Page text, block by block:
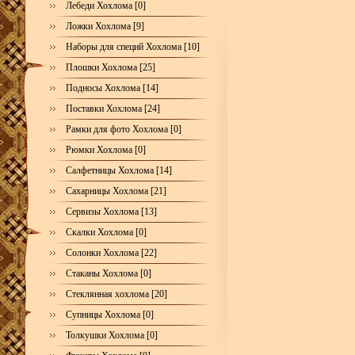
Лебеди Хохлома [0]
Ложки Хохлома [9]
Наборы для специй Хохлома [10]
Плошки Хохлома [25]
Подносы Хохлома [14]
Поставки Хохлома [24]
Рамки для фото Хохлома [0]
Рюмки Хохлома [0]
Салфетницы Хохлома [14]
Сахарницы Хохлома [21]
Сервизы Хохлома [13]
Скалки Хохлома [0]
Солонки Хохлома [22]
Стаканы Хохлома [0]
Стеклянная хохлома [20]
Супницы Хохлома [0]
Толкушки Хохлома [0]